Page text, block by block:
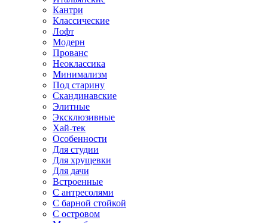
Кантри
Классические
Лофт
Модерн
Прованс
Неоклассика
Минимализм
Под старину
Скандинавские
Элитные
Эксклюзивные
Хай-тек
Особенности
Для студии
Для хрущевки
Для дачи
Встроенные
С антресолями
С барной стойкой
С островом